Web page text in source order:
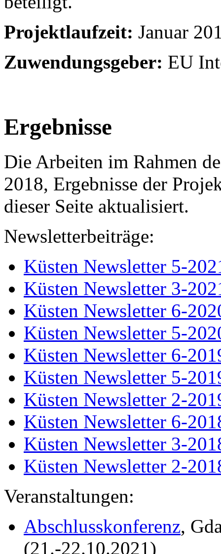
Projektlaufzeit: Januar
Zuwendungsgeber: EU
Ergebnisse
Die Arbeiten im Rahmen
2018, Ergebnisse der
dieser Seite aktualisiert.
Newsletterbeiträge:
Küsten Newsletter 5-
Küsten Newsletter 3-
Küsten Newsletter 6-
Küsten Newsletter 5-
Küsten Newsletter 6-
Küsten Newsletter 5-
Küsten Newsletter 2-
Küsten Newsletter 6-
Küsten Newsletter 3-
Küsten Newsletter 2-
Veranstaltungen:
Abschlusskonferenz,
(21.-22.10.2021)